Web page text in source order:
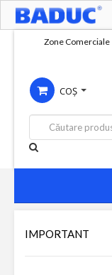
Compania
Servicii
Productie
Contact
Zone Comerciale
COȘ
IMPORTANT